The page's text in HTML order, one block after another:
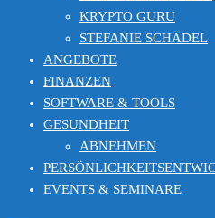
KRYPTO GURU
STEFANIE SCHÄDEL
ANGEBOTE
FINANZEN
SOFTWARE & TOOLS
GESUNDHEIT
ABNEHMEN
EVENTS & SEMINARE